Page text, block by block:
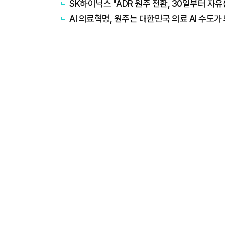
SK하이닉스 "ADR 원주 전환, 30일부터 자유
AI 의료혁명, 원주는 대한민국 의료 AI 수도가